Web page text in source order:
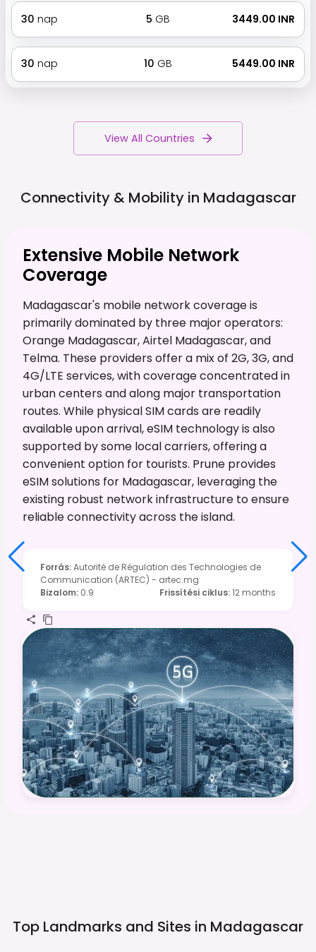
30 nap 5 GB ₹ 3449.00 INR
30 nap 10 GB ₹ 5449.00 INR
View All Countries
Connectivity & Mobility in Madagascar
Extensive Mobile Network
Coverage
Madagascar's mobile network coverage is
primarily dominated by three major operators:
Orange Madagascar, Airtel Madagascar, and
Telma. These providers offer a mix of 2G, 3G, and
4G/LTE services, with coverage concentrated in
urban centers and along major transportation
routes. While physical SIM cards are readily
available upon arrival, eSIM technology is also
supported by some local carriers, offering a
convenient option for tourists. Prune provides
eSIM solutions for Madagascar, leveraging the
existing robust network infrastructure to ensure
reliable connectivity across the island.
Forrás:Autorité de Régulation des Technologies de
Communication (ARTEC) - artec.mg
Bizalom: 0.9 Frissítési ciklus:12 months
Top Landmarks and Sites in Madagascar